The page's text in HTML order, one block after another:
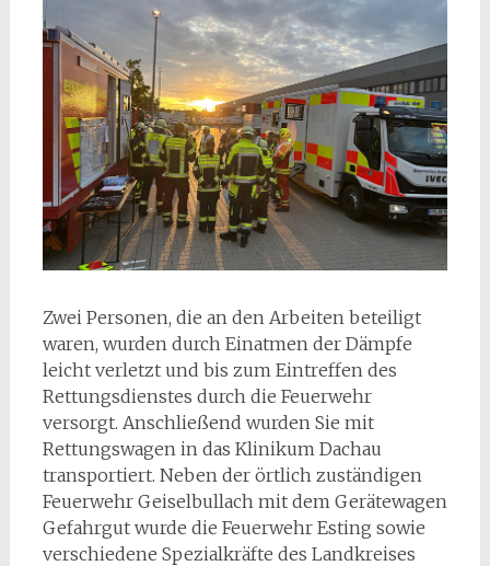
Zwei Personen, die an den Arbeiten beteiligt
waren, wurden durch Einatmen der Dämpfe
leicht verletzt und bis zum Eintreffen des
Rettungsdienstes durch die Feuerwehr
versorgt. Anschließend wurden Sie mit
Rettungswagen in das Klinikum Dachau
transportiert. Neben der örtlich zuständigen
Feuerwehr Geiselbullach mit dem Gerätewagen
Gefahrgut wurde die Feuerwehr Esting sowie
verschiedene Spezialkräfte des Landkreises